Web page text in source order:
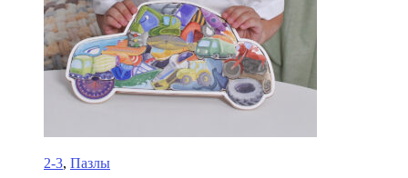
2-3, Пазлы